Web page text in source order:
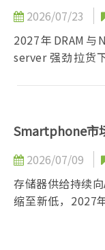
2026/07/23
2027年DRAM
server 强劲拉货
下，sufficiency
产品整体成本的
格走势仍充满变数
Smartphone市
2026/07/09
存储器供给持续
缩至新低，2027